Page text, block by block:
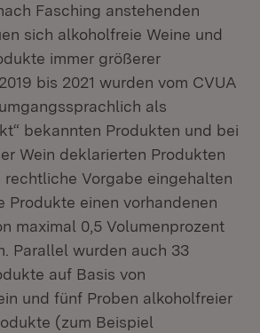
Fasching anstehenden
sich alkoholfreie Weine und
immer größerer
bis 2021 wurden vom CVUA
als
bekannten Produkten und bei
Wein deklarierten Produkten
Vorgabe eingehalten
Produkte einen vorhandenen
maximal 0,5 Volumenprozent
Parallel wurden auch 33
auf Basis von
und fünf Proben alkoholfreier
(zum Beispiel